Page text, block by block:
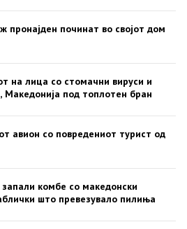
пронајден починат во својот дом
на лица со стомачни вируси и
Македонија под топлотен бран
авион со повредениот турист од
запали комбе со македонски
што превезувало пилиња